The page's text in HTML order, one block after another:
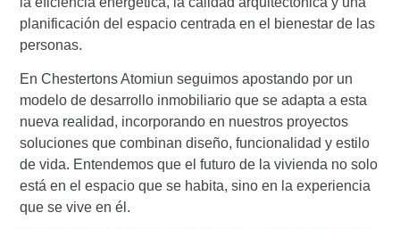
planificación del espacio centrada en el bienestar de las
personas.
En Chestertons Atomiun seguimos apostando por un
modelo de desarrollo inmobiliario que se adapta a esta
nueva realidad, incorporando en nuestros proyectos
soluciones que combinan diseño, funcionalidad y estilo
de vida. Entendemos que el futuro de la vivienda no solo
está en el espacio que se habita, sino en la experiencia
que se vive en él.